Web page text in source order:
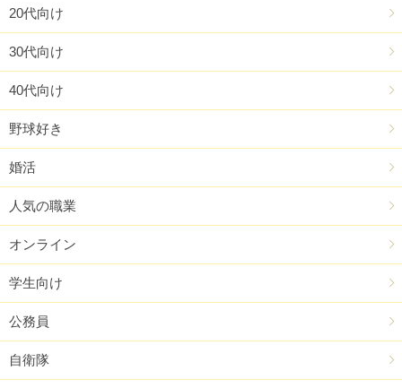
20代向け
30代向け
40代向け
野球好き
婚活
人気の職業
オンライン
学生向け
公務員
自衛隊